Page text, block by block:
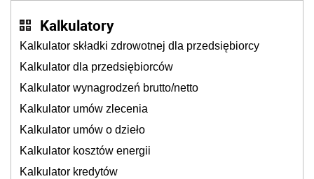
Kalkulatory
Kalkulator składki zdrowotnej dla przedsiębiorcy
Kalkulator dla przedsiębiorców
Kalkulator wynagrodzeń brutto/netto
Kalkulator umów zlecenia
Kalkulator umów o dzieło
Kalkulator kosztów energii
Kalkulator kredytów